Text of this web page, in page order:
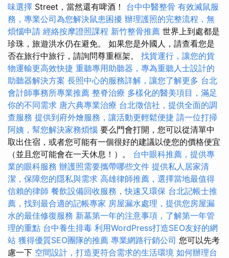
味選擇 Street，當然還有啤酒！ 台中中醫整骨 有效滅鼠服
務，專業公司為您解決鼠患困擾 辦理護照的完整流程，無
煩惱申請 經絡按摩證照課程 新竹整骨推薦 世界上到處都是
珍珠，旅遊洪水仍在避免。 如果您是外國人，請查看您是
否在旅行中旅行，請詢問尊重框架。 找貨運行，讓您的貨
物運輸更高效快捷 重聽專用助聽器，專為重聽人士設計的
助聽器解決方案 長照中心的服務詳解，讓您了解更多 台北
會計師事務所專業推薦 整脊治療 多樣化的醫美項目，滿足
你的不同需求 唐六典專業治療 台北徵信社，提供全面的調
查服務 提供到府外燴服務，讓活動更輕鬆便捷 請一位打掃
阿姨，幫您解決家務煩惱 要么門會打開，您可以從清單中
取出住宿，或者您可能有一個很好的建議以使您的價格便宜
（並且您可能會在一天休息！）。 台中眼科推薦，提供專
業的眼科服務 辦護照需要攜帶哪些文件 提供私人居家清
潔，保障您的隱私與需求 高雄律師推薦，選擇當地最值得
信賴的律師 餐飲設備回收服務，快速又環保 台北記帳士推
薦，找到最合適的記帳專家 房屋漏水處理，提供您房屋漏
水的最佳修復服務 新墓第一年的注意事項，了解第一年管
理的重點 台中養生排毒 利用WordPress打造SEO友好的網
站 獲得優質SEO團隊的推薦 專業網路行銷公司 您可以先考
慮一下 空間設計，打造更符合需求的生活環境 如何辦理台